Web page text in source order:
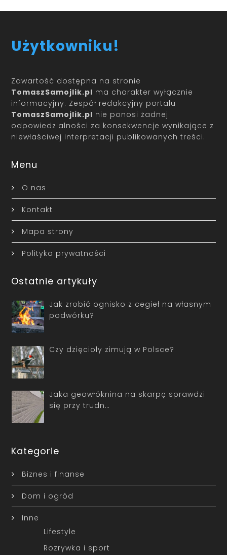
Użytkowniku!
Zawartość dostępna na stronie
TomaszSamojlik.pl ma charakter wyłącznie
informacyjny. Zespół redakcyjny portalu
TomaszSamojlik.pl nie ponosi żadnej
odpowiedzialności za konsekwencje wynikające z
niewłaściwej interpretacji publikowanych treści.
Menu
O nas
Kontakt
Mapa strony
Polityka prywatności
Ostatnie artykuły
Jak zrobić ognisko z cegieł na własnym
podwórku?
Czy dzięcioły zimują w Polsce?
Jaka geowłóknina na skarpę sprawdzi
się przy trudn…
Kategorie
Biznes i finanse
Dom i ogród
Inne
Lifestyle
Rozrywka i sport